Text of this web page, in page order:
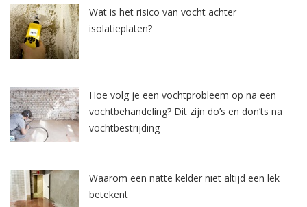
Wat is het risico van vocht achter
isolatieplaten?
Hoe volg je een vochtprobleem op na een
vochtbehandeling? Dit zijn do’s en don’ts na
vochtbestrijding
Waarom een natte kelder niet altijd een lek
betekent